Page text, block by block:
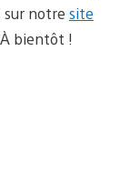
sur notre site
. À bientôt !